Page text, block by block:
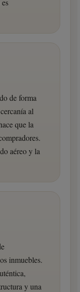
de forma
al
que la
aéreo y la
inmuebles.
y una